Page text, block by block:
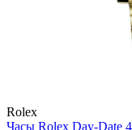
Rolex
Часы Rolex Day-Date